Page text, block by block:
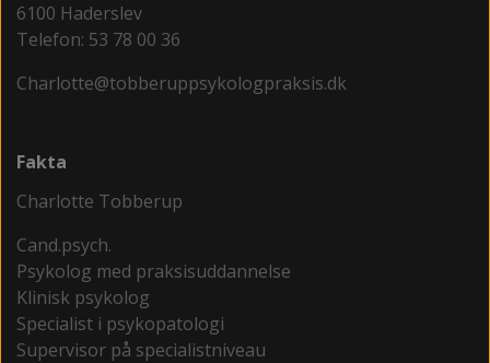
6100 Haderslev
Telefon: 53 78 00 36
Charlotte@tobberuppsykologpraksis.dk
Fakta
Charlotte Tobberup
Cand.psych.
Psykolog med praksisuddannelse
Klinisk psykolog
Specialist i psykopatologi
Supervisor på specialistniveau